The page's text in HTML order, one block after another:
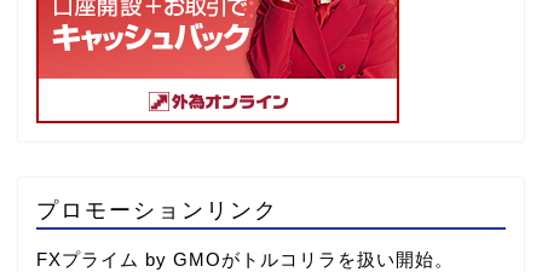
プロモーションリンク
FXプライム by GMOがトルコリラを扱い開始。